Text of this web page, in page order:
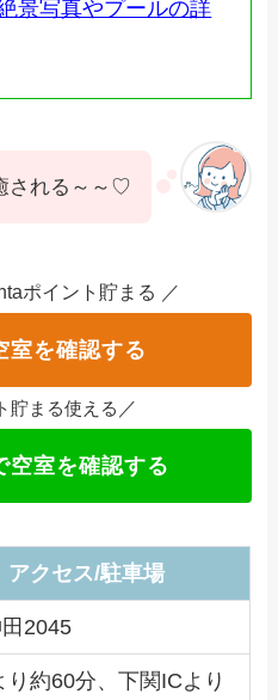
景写真やプールの詳
される～～♡
ポイント貯まる ／
室を確認する
貯まる使える ／
空室を確認する
アクセス/駐車場
2045
約60分、下関ICより